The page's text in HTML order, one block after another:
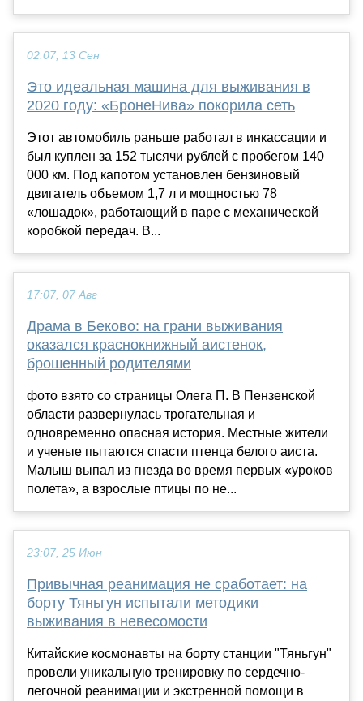
02:07, 13 Сен
Это идеальная машина для выживания в
2020 году: «БронеНива» покорила сеть
Этот автомобиль раньше работал в инкассации и
был куплен за 152 тысячи рублей с пробегом 140
000 км. Под капотом установлен бензиновый
двигатель объемом 1,7 л и мощностью 78
«лошадок», работающий в паре с механической
коробкой передач. В...
17:07, 07 Авг
Драма в Беково: на грани выживания
оказался краснокнижный аистенок,
брошенный родителями
фото взято со страницы Олега П. В Пензенской
области развернулась трогательная и
одновременно опасная история. Местные жители
и ученые пытаются спасти птенца белого аиста.
Малыш выпал из гнезда во время первых «уроков
полета», а взрослые птицы по не...
23:07, 25 Июн
Привычная реанимация не сработает: на
борту Тяньгун испытали методики
выживания в невесомости
Китайские космонавты на борту станции "Тяньгун"
провели уникальную тренировку по сердечно-
легочной реанимации и экстренной помощи в